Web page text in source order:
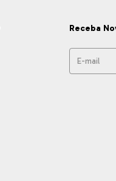
Receba